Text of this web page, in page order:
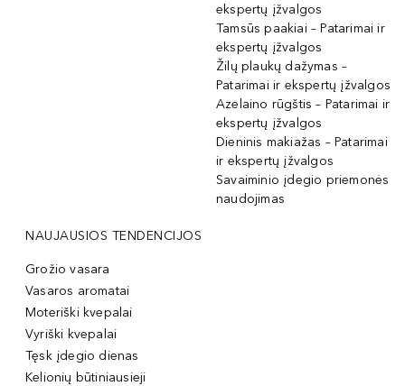
ekspertų įžvalgos
Tamsūs paakiai – Patarimai ir
ekspertų įžvalgos
Žilų plaukų dažymas –
Patarimai ir ekspertų įžvalgos
Azelaino rūgštis – Patarimai ir
ekspertų įžvalgos
Dieninis makiažas – Patarimai
ir ekspertų įžvalgos
Savaiminio įdegio priemonės
naudojimas
NAUJAUSIOS TENDENCIJOS
Grožio vasara
Vasaros aromatai
Moteriški kvepalai
Vyriški kvepalai
Tęsk įdegio dienas
Kelionių būtiniausieji